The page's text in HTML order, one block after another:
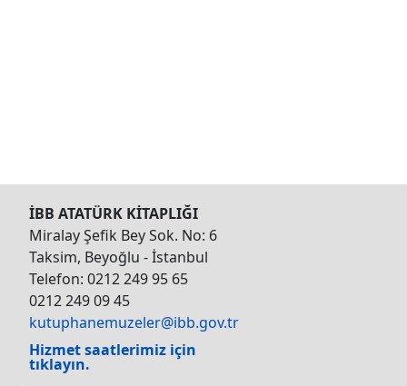
İBB ATATÜRK KİTAPLIĞI
Miralay Şefik Bey Sok. No: 6
Taksim, Beyoğlu - İstanbul
Telefon: 0212 249 95 65
0212 249 09 45
kutuphanemuzeler@ibb.gov.tr
Hizmet saatlerimiz için
tıklayın.